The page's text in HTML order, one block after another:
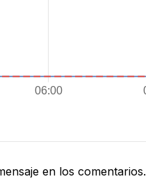
en los comentarios.